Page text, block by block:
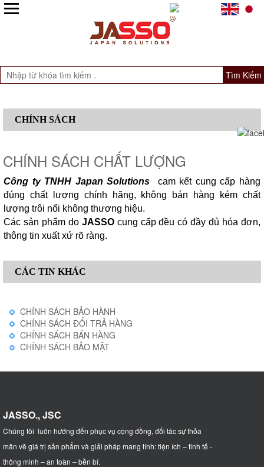
Tìm Kiếm
CHÍNH SÁCH
CHÍNH SÁCH CHẤT LƯỢNG
Công ty TNHH Japan Solutions cam kết cung cấp hàng
đúng chất lượng chính hãng, không bán hàng kém chất
lượng trôi nổi không thương hiệu.
Các sản phẩm do JASSOcung cấp đều có đầy đủ hóa đơn,
thông tin xuất xứ rõ ràng.
CÁC TIN KHÁC
CHÍNH SÁCH BẢO HÀNH
CHÍNH SÁCH ĐỔI TRẢ HÀNG
CHÍNH SÁCH BÁN HÀNG
CHÍNH SÁCH BẢO MẬT
JASSO., JSC
Chúng tôi luôn hướng đến phục vụ cộng đồng, đối tác sự thỏa
mãn về giá trị sản phẩm và giải pháp mang tính: tiện ích – tinh tế -
thông minh – an toàn – bền bỉ